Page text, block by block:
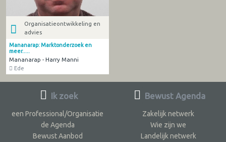
Organisatieontwikkeling en
advies
Mananarap: Marktonderzoek en
meer.....
Mananarap - Harry Manni
Ede
Ik zoek
een Professional/Organisatie
de Agenda
Bewust Aanbod
Bewust Agenda
Zakelijk netwerk
Wie zijn we
Landelijk netwerk